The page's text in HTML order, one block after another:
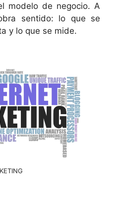
modelo de negocio. A
sentido: lo que se
y lo que se mide.